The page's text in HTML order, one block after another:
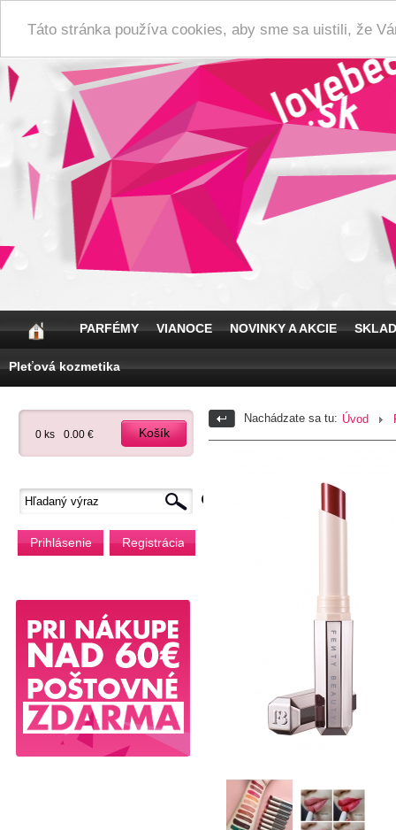
Táto stránka používa cookies, aby sme sa uistili, že
PARFÉMY VIANOCE NOVINKY A AKCIE
Pleťová kozmetika
0 ks 0.00 € Košík
Prihlásenie Registrácia
Nachádzate sa tu: Úvod